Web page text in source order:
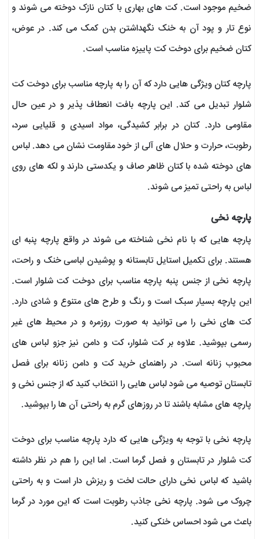
ضخیم موجود است. کت های بهاری با کتان نازک دوخته می شوند و
نوع تار و پود آن به خنک نگهداشتن بدن کمک می کند. در عوض،
کتان ضخیم برای دوخت کت پاییزه مناسب است.
پارچه کتان ویژگی هایی دارد که آن را به پارچه مناسب برای دوخت کت
شلوار تبدیل می کند. این پارچه بافت انعطاف پذیر و در عین حال
مقاومی دارد. کتان در برابر کشیدگی، مواد اسیدی و قلیایی سرد،
رطوبت، حرارت و حلال های آلی از خود مقاومت نشان می دهد. لباس
های دوخته شده با کتان ظاهر صاف و یکدستی دارند و لکه های روی
لباس به راحتی تمیز می شوند.
پارچه نخی
پارچه هایی که با نام نخی شناخته می شوند در واقع پارچه پنبه ای
هستند. برای تکمیل استایل تابستانه و پوشیدن لباسی خنک و راحت،
پارچه نخی از جنس پنبه پارچه مناسب برای دوخت کت شلوار است.
این پارچه بسیار سبک است و رنگ و طرح های متنوع و شادی دارد.
کت های نخی را می توانید به صورت روزمره و در محیط های غیر
رسمی بپوشید. علاوه بر کت شلوار، کت و دامن نیز جزو لباس های
محبوب زنانه است. در راهنمای خرید کت و دامن زنانه برای فصل
تابستان توصیه می شود لباس هایی را انتخاب کنید که از جنس نخی و
پارچه های مشابه باشند تا در روزهای گرم به راحتی آن ها را بپوشید.
پارچه نخی با توجه به ویژگی هایی که دارد پارچه مناسب برای دوخت
کت شلوار در تابستان و فصل گرما است. اما این را هم در نظر داشته
باشید که لباس نخی دارای حالت لخت و ریزش دار است و به راحتی
چروک می شود. پارچه نخی جاذب رطوبت است که این مورد در گرما
باعث می شود احساس خنکی کنید.